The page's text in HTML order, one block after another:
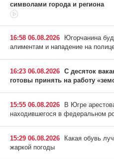
символами города и региона
16:58 06.08.2026
Югорчанина
алиментам и нападение на
16:23 06.08.2026 С десяток
готовы принять на работу
15:55 06.08.2026
В Югре
находившегося в федеральном
15:29 06.08.2026
Какая обувь
жаркой погоды